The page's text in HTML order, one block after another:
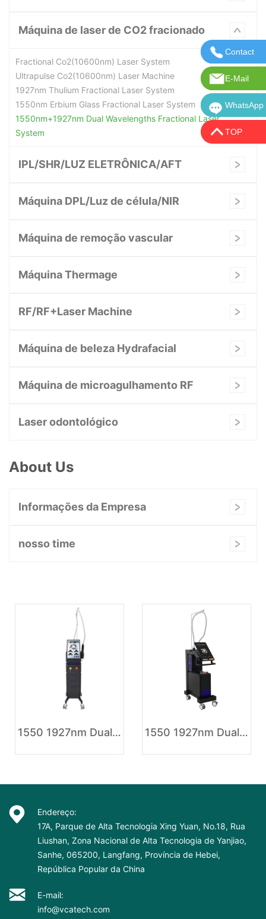
Máquina de laser de CO2 fracionado
Fractional Co2(10600nm) Laser System
Ultrapulse Co2(10600nm) Laser Machine
1927nm Thulium Fractional Laser System
1550nm Erbium Glass Fractional Laser System
1550nm+1927nm Dual Wavelengths Fractional Laser
System
IPL/SHR/LUZ ELETRÔNICA/AFT
Máquina DPL/Luz de célula/NIR
Máquina de remoção vascular
Máquina Thermage
RF/RF+Laser Machine
Máquina de beleza Hydrafacial
Máquina de microagulhamento RF
Laser odontológico
About Us
Informações da Empresa
nosso time
1550 1927nm Dual Wavelengths Fractional laser Skin Tightening Machine 1550 1927nm Dual Wavelengths Fractional laser Machine
Endereço:
17A, Parque de Alta Tecnologia Xing Yuan, No.18, Rua
Liushan, Zona Nacional de Alta Tecnologia de Yanjiao,
Sanhe, 065200, Langfang, Província de Hebei,
República Popular da China
E-mail:
info@vcatech.com
Contact
Entre em
E-Mail
E-mail:
WhatsApp
TOP